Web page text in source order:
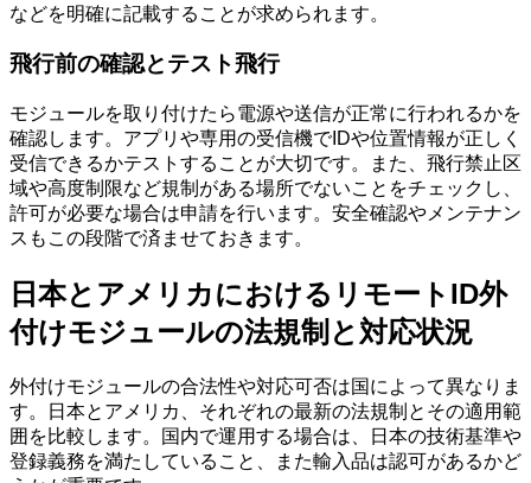
などを明確に記載することが求められます。
飛行前の確認とテスト飛行
モジュールを取り付けたら電源や送信が正常に行われるかを
確認します。アプリや専用の受信機でIDや位置情報が正しく
受信できるかテストすることが大切です。また、飛行禁止区
域や高度制限など規制がある場所でないことをチェックし、
許可が必要な場合は申請を行います。安全確認やメンテナン
スもこの段階で済ませておきます。
日本とアメリカにおけるリモートID外
付けモジュールの法規制と対応状況
外付けモジュールの合法性や対応可否は国によって異なりま
す。日本とアメリカ、それぞれの最新の法規制とその適用範
囲を比較します。国内で運用する場合は、日本の技術基準や
登録義務を満たしていること、また輸入品は認可があるかど